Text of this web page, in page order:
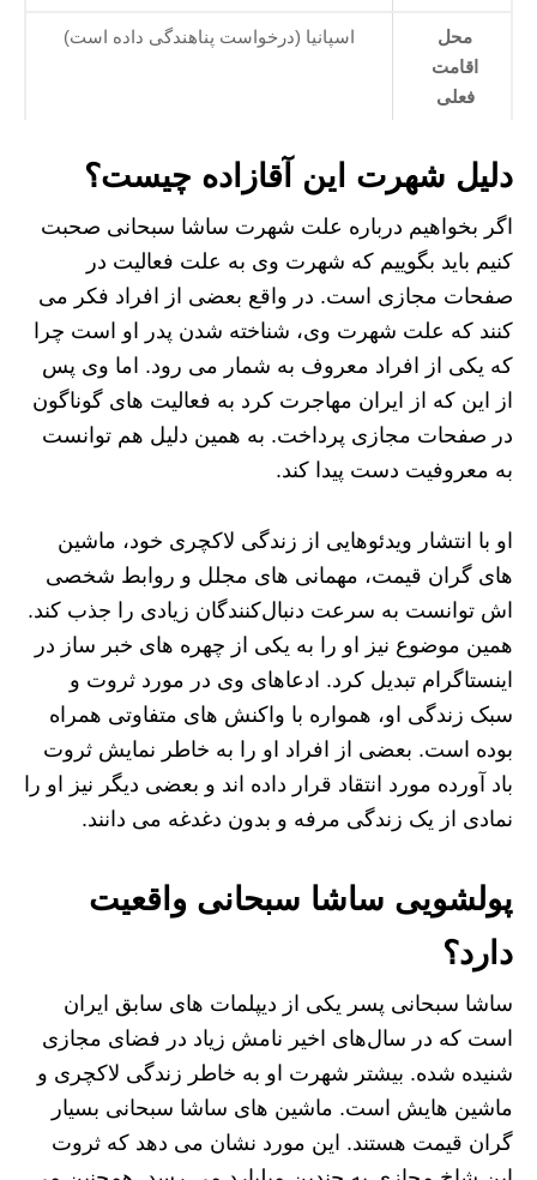
محل
اقامت
فعلی
اسپانیا (درخواست پناهندگی داده است)
دلیل شهرت این آقازاده چیست؟
اگر بخواهیم درباره علت شهرت ساشا سبحانی صحبت
کنیم باید بگوییم که شهرت وی به علت فعالیت در
صفحات مجازی است. در واقع بعضی از افراد فکر می
کنند که علت شهرت وی، شناخته شدن پدر او است چرا
که یکی از افراد معروف به شمار می رود. اما وی پس
از این که از ایران مهاجرت کرد به فعالیت های گوناگون
در صفحات مجازی پرداخت. به همین دلیل هم توانست
به معروفیت دست پیدا کند.
او با انتشار ویدئوهایی از زندگی لاکچری خود، ماشین
های گران قیمت، مهمانی های مجلل و روابط شخصی
اش توانست به سرعت دنبال‌کنندگان زیادی را جذب کند.
همین موضوع نیز او را به یکی از چهره های خبر ساز در
اینستاگرام تبدیل کرد. ادعاهای وی در مورد ثروت و
سبک زندگی او، همواره با واکنش های متفاوتی همراه
بوده است. بعضی از افراد او را به خاطر نمایش ثروت
باد آورده مورد انتقاد قرار داده اند و بعضی دیگر نیز او را
نمادی از یک زندگی مرفه و بدون دغدغه می دانند.
پولشویی ساشا سبحانی واقعیت
دارد؟
ساشا سبحانی پسر یکی از دیپلمات‌ های سابق ایران
است که در سال‌های اخیر نامش زیاد در فضای مجازی
شنیده شده. بیشتر شهرت او به خاطر زندگی لاکچری و
ماشین هایش است. ماشین های ساشا سبحانی بسیار
گران قیمت هستند. این مورد نشان می دهد که ثروت